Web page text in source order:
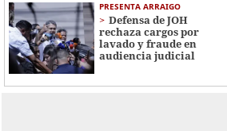
PRESENTA ARRAIGO
Defensa de JOH
rechaza cargos por
lavado y fraude en
audiencia judicial